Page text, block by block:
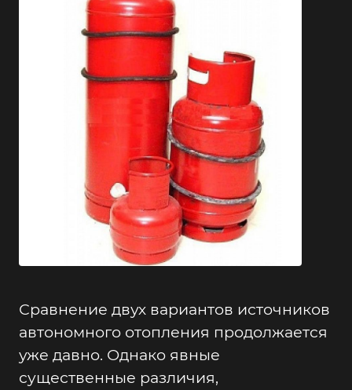
Сравнение двух вариантов источников
автономного отопления продолжается
уже давно. Однако явные
существенные различия,